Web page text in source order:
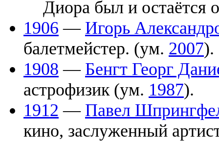
Диора был и остаётся
1906 — Игорь
балетмейстер. (ум. 2007).
1908 — Бенгт Георг
астрофизик (ум. 1987).
1912 — Павел
кино, заслуженный